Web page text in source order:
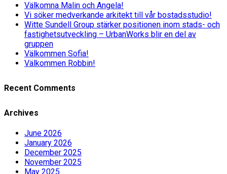
Välkomna Malin och Angela!
Vi söker medverkande arkitekt till vår bostadsstudio!
Witte Sundell Group stärker positionen inom stads- och
fastighetsutveckling – UrbanWorks blir en del av
gruppen
Välkommen Sofia!
Välkommen Robbin!
Recent Comments
Archives
June 2026
January 2026
December 2025
November 2025
May 2025